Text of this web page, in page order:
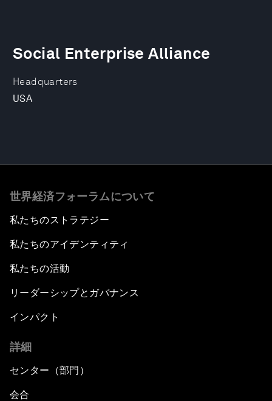
Headquarters
USA
Social Enterprise Alliance
世界経済フォーラムについて
私たちのストラテジー
私たちのアイデンティティ
私たちの活動
リーダーシップとガバナンス
インパクト
詳細
センター（部門）
会合